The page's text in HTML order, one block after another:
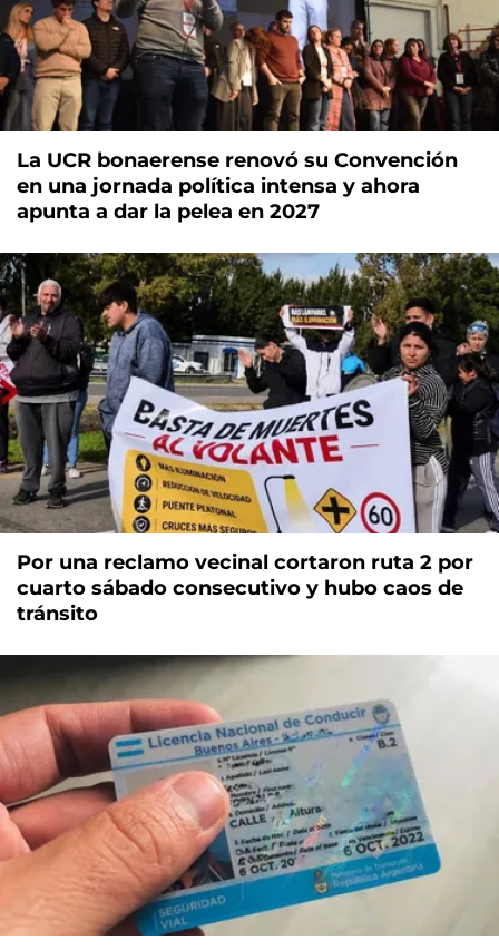
La UCR bonaerense renovó su Convención
en una jornada política intensa y ahora
apunta a dar la pelea en 2027
Por una reclamo vecinal cortaron ruta 2 por
cuarto sábado consecutivo y hubo caos de
tránsito